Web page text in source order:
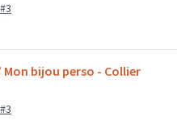
Mon bijou perso - Collier